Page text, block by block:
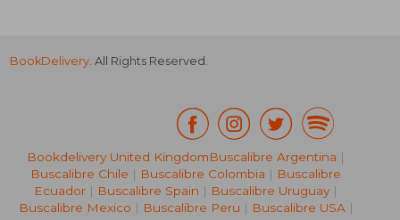
NT$ 1,196
BookDelivery. All Rights Reserved.
Bookdelivery United KingdomBuscalibre Argentina |
Buscalibre Chile | Buscalibre Colombia | Buscalibre
Ecuador | Buscalibre Spain | Buscalibre Uruguay |
Buscalibre Mexico | Buscalibre Peru | Buscalibre USA|